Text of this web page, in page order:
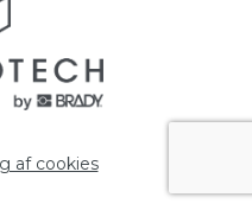
af cookies